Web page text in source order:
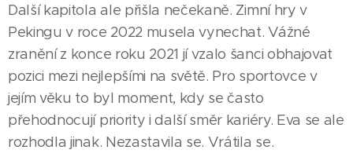
Další kapitola ale přišla nečekaně. Zimní hry v
Pekingu v roce 2022 musela vynechat. Vážné
zranění z konce roku 2021 jí vzalo šanci obhajovat
pozici mezi nejlepšími na světě. Pro sportovce v
jejím věku to byl moment, kdy se často
přehodnocují priority i další směr kariéry. Eva se ale
rozhodla jinak. Nezastavila se. Vrátila se.